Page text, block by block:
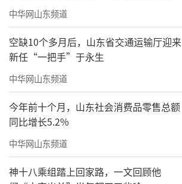
中华网山东频道
空缺10个多月后，山东省交通运输厅迎来
新任“一把手”于永生
中华网山东频道
今年前十个月，山东社会消费品零售总额
同比增长5.2%
中华网山东频道
神十八乘组踏上回家路，一文回顾他